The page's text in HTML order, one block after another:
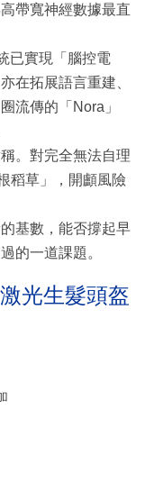
帶寬神經數據最直
已實現「腦控電
在拓展語言重建、
流傳的「Nora」
。對完全無法自理
稻草」，開顱風險
基數，能否撐起早
的一道課題。
光生髮頭盔